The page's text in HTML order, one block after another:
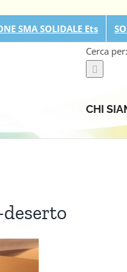
SMA SOLIDALE Ets
Cerca per:
CHI